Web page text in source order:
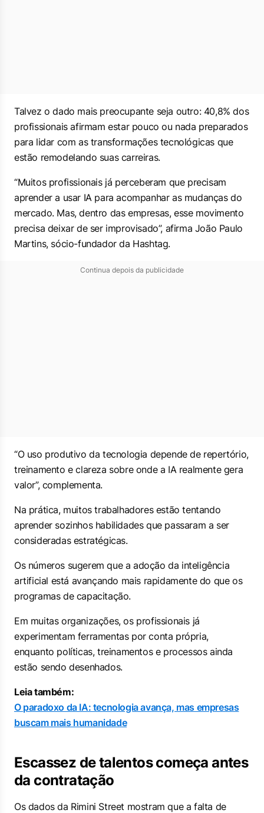
Talvez o dado mais preocupante seja outro: 40,8% dos
profissionais afirmam estar pouco ou nada preparados
para lidar com as transformações tecnológicas que
estão remodelando suas carreiras.
“Muitos profissionais já perceberam que precisam
aprender a usar IA para acompanhar as mudanças do
mercado. Mas, dentro das empresas, esse movimento
precisa deixar de ser improvisado”, afirma João Paulo
Martins, sócio-fundador da Hashtag.
Continua depois da publicidade
“O uso produtivo da tecnologia depende de repertório,
treinamento e clareza sobre onde a IA realmente gera
valor”, complementa.
Na prática, muitos trabalhadores estão tentando
aprender sozinhos habilidades que passaram a ser
consideradas estratégicas.
Os números sugerem que a adoção da inteligência
artificial está avançando mais rapidamente do que os
programas de capacitação.
Em muitas organizações, os profissionais já
experimentam ferramentas por conta própria,
enquanto políticas, treinamentos e processos ainda
estão sendo desenhados.
Leia também:
O paradoxo da IA: tecnologia avança, mas empresas
buscam mais humanidade
Escassez de talentos começa antes
da contratação
Os dados da Rimini Street mostram que a falta de